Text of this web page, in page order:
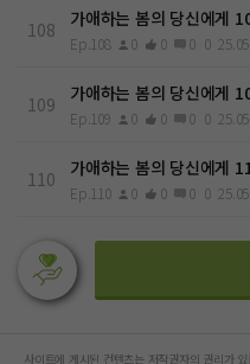
108 가애하는 봄의 당신에게
Ep.108 0 0 0 0
109 가애하는 봄의 당신에게
Ep.109 0 0 0 0
110 가애하는 봄의 당신에게
Ep.110 0 0 0 0
사이트에 게시된 컨텐츠는 저작권자의 권리가